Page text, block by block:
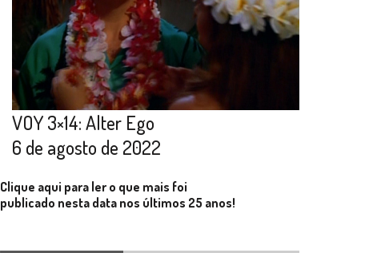
VOY 3×14: Alter Ego
6 de agosto de 2022
Clique aqui para ler o que mais foi
publicado nesta data nos últimos 25 anos!